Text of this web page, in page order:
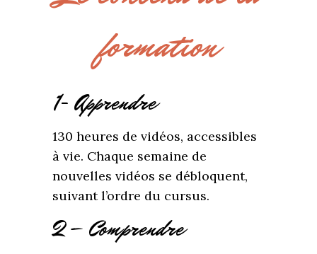
formation
1- Apprendre
130 heures de vidéos, accessibles
à vie. Chaque semaine de
nouvelles vidéos se débloquent,
suivant l’ordre du cursus.
2 – Comprendre